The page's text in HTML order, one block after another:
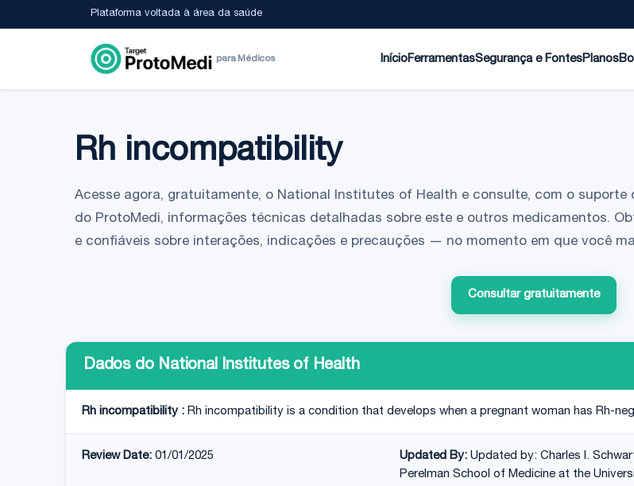
Plataforma voltada à área da saúde
para Médicos InícioFerramentasSegurança e FontesPlanos
Rh incompatibility
Acesse agora, gratuitamente, o National Institutes of Health e consulte, com o
do ProtoMedi, informações técnicas detalhadas sobre este e outros medicamentos.
e confiáveis sobre interações, indicações e precauções — no momento em que você
Consultar gratuitamente
Dados do National Institutes of Health
Rh incompatibility : Rh incompatibility is a condition that develops when a pregnant woman has Rh-
Review Date: 01/01/2025 Updated By: Updated by: Charles I.
Perelman School of Medicine at the